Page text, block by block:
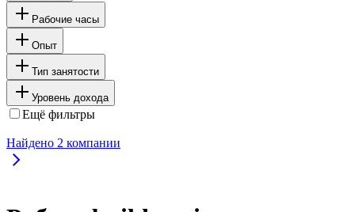
Рабочие часы
Опыт
Тип занятости
Уровень дохода
Ещё фильтры
Найдено 2 компании